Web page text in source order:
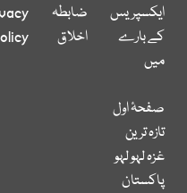
ایکسپریس
کے بارے
میں
ضابطہ
اخلاق
صفحۂ اول
تازہ ترین
غزہ لہو لہو
پاکستان